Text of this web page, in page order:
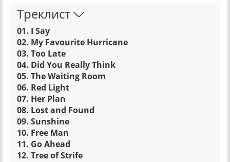
Треклист
01. I Say
02. My Favourite Hurricane
03. Too Late
04. Did You Really Think
05. The Waiting Room
06. Red Light
07. Her Plan
08. Lost and Found
09. Sunshine
10. Free Man
11. Go Ahead
12. Tree of Strife